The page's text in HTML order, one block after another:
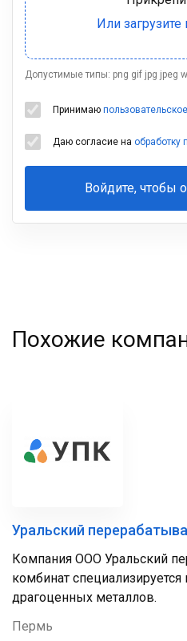
Допустимые типы: png gif jpg jpeg
Принимаю
Даю согласие на обработку
Войдите, чтобы
Ваша
Похожие
Уральский
Компания ООО Уральский
комбинат
драгоценных металлов.
Пермь